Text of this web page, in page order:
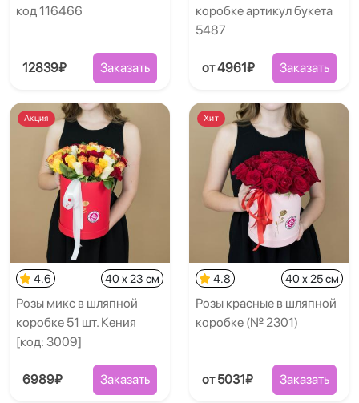
код 116466
12839₽ Заказать
коробке артикул букета
5487
от 4961₽ Заказать
Акция
4.6 40 x 23 см
Розы микс в шляпной
коробке 51 шт. Кения
[код: 3009]
6989₽ Заказать
Хит
4.8 40 x 25 см
Розы красные в шляпной
коробке (№ 2301)
от 5031₽ Заказать